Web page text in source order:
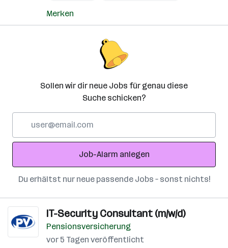
Merken
Sollen wir dir neue Jobs für genau diese
Suche schicken?
Adresse
Job-Alarm anlegen
Du erhältst nur neue passende Jobs – sonst nichts!
IT-Security Consultant (m/w/d)
Pensionsversicherung
vor 5 Tagen veröffentlicht